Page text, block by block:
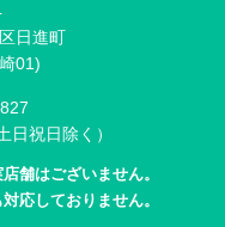
日進町
01)
祝日除く）
舗はございません。
応しておりません。